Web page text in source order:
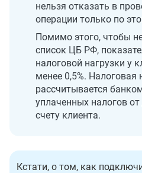
нельзя отказать в
операции только по
Помимо этого, чтобы
список ЦБ РФ,
налоговой нагрузки у
менее 0,5%. Налоговая
рассчитывается
уплаченных налогов
счету клиента.
Кстати, о том, как